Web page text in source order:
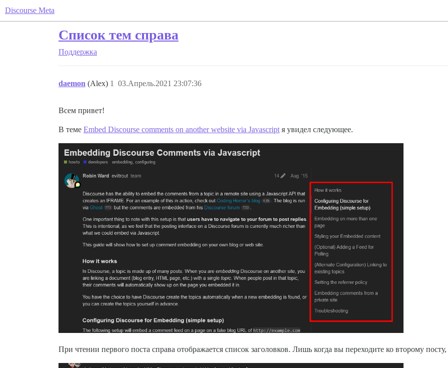
Discourse Meta
Список тем справа
Поддержка
daemon (Alex) 03.Апрель.2021 23:07:36
1
Всем привет!
В теме Embed Discourse comments on another website via Javascript я увидел следующее.
При чтении первого поста справа отображается список заголовков. Лишь когда вы переходите ко второму